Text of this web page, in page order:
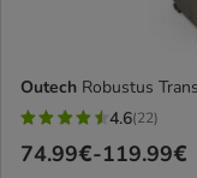
Outech Robustus
4.6
estrellas
4.6(22)
Precio
74.99€-119.99€